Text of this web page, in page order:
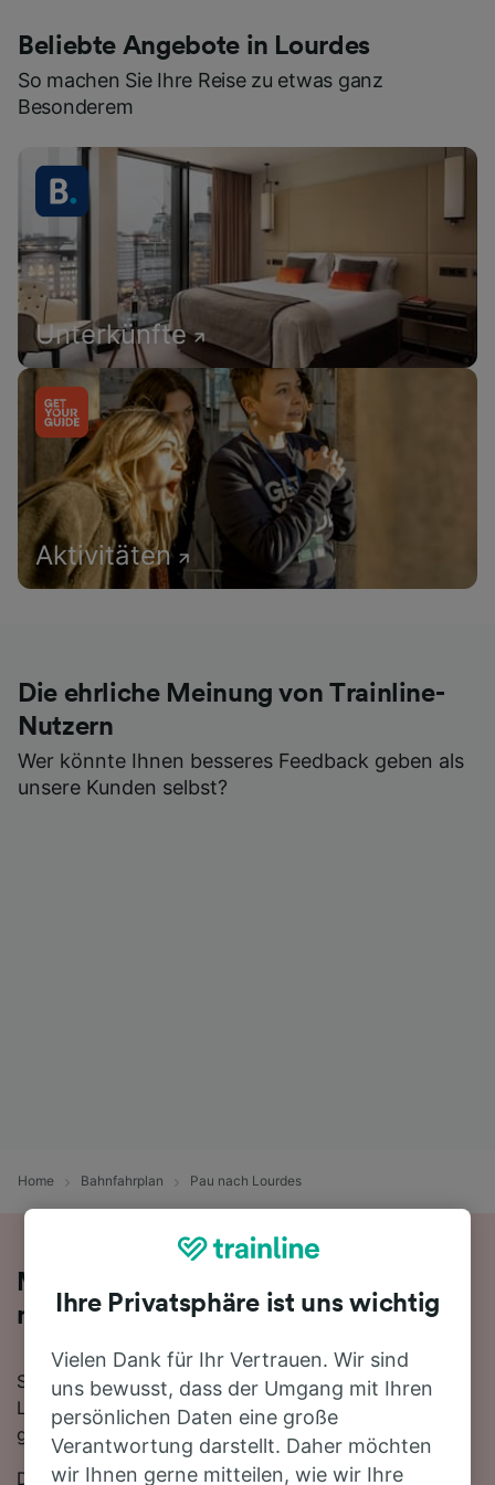
Beliebte Angebote in Lourdes
So machen Sie Ihre Reise zu etwas ganz
Besonderem
Unterkünfte
Aktivitäten
Die ehrliche Meinung von Trainline-
Nutzern
Wer könnte Ihnen besseres Feedback geben als
unsere Kunden selbst?
Home Bahnfahrplan Pau nach Lourdes
Mit dem Zug in 25 Minuten von Pau
nach Lourdes
Sie denken darüber nach, für Ihre Reise von Pau nach
Lourdes den Zug zu nehmen? Bei uns sind Sie
goldrichtig!
Die schnellste Fahrtzeit, um die 34 km von Pau nach
Ihre Privatsphäre ist uns wichtig
Vielen Dank für Ihr Vertrauen. Wir sind
uns bewusst, dass der Umgang mit Ihren
persönlichen Daten eine große
Verantwortung darstellt. Daher möchten
wir Ihnen gerne mitteilen, wie wir Ihre